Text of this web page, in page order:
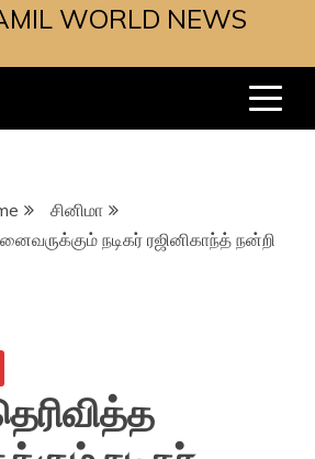
WORLD NEWS
சினிமா
நடிகர் ரஜினிகாந்த் நன்றி